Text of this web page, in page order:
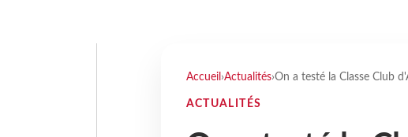
Accueil ›Actualités›On a testé la Classe Club
ACTUALITÉS